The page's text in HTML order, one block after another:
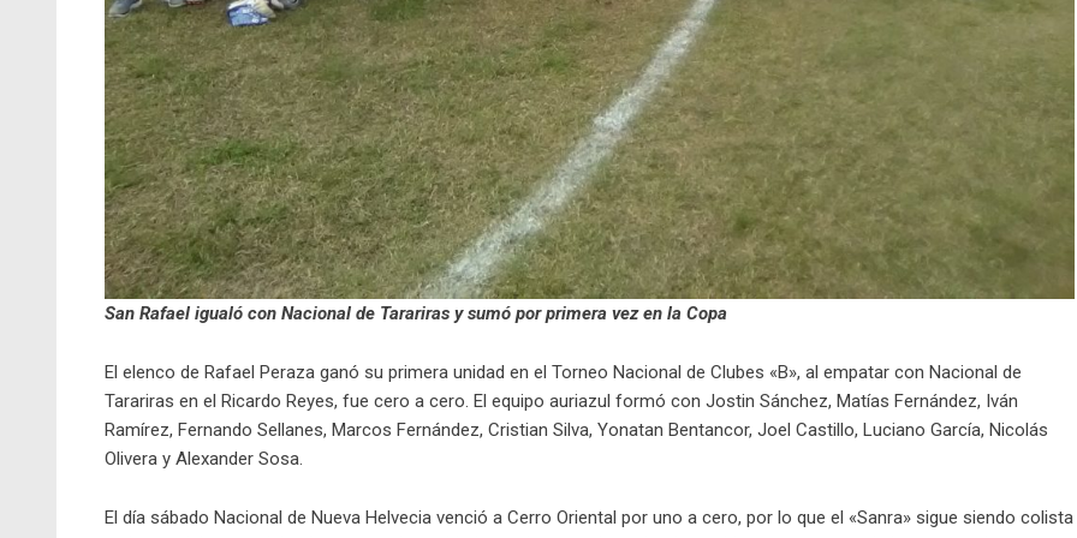
San Rafael igualó con Nacional de Tarariras y sumó por primera vez en la Copa
El elenco de Rafael Peraza ganó su primera unidad en el Torneo Nacional de Clubes «B», al empatar con Nacional de
Tarariras en el Ricardo Reyes, fue cero a cero. El equipo auriazul formó con Jostin Sánchez, Matías Fernández, Iván
Ramírez, Fernando Sellanes, Marcos Fernández, Cristian Silva, Yonatan Bentancor, Joel Castillo, Luciano García, Nicolás
Olivera y Alexander Sosa.
El día sábado Nacional de Nueva Helvecia venció a Cerro Oriental por uno a cero, por lo que el «Sanra» sigue siendo colista